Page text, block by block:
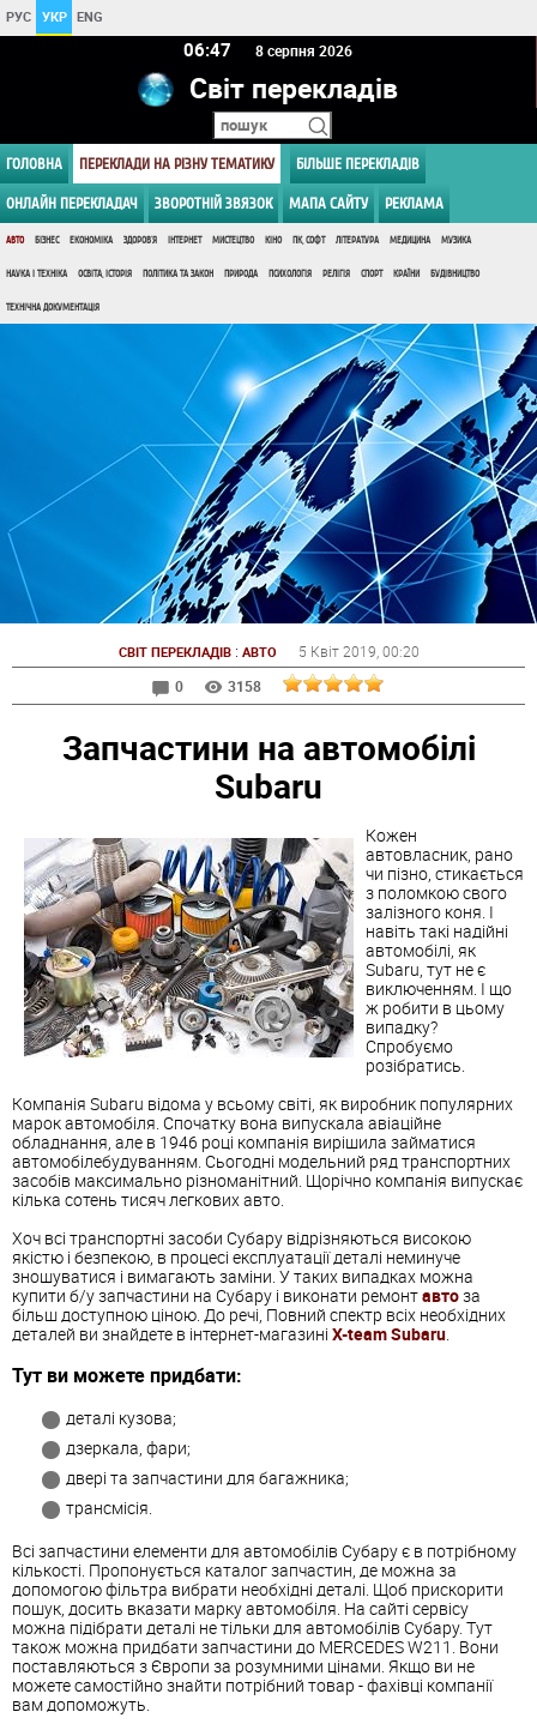
РУС УКР ENG
06:47 8 серпня 2026
Світ перекладів
ГОЛОВНА ПЕРЕКЛАДИ НА РІЗНУ ТЕМАТИКУ БІЛЬШЕ ПЕРЕКЛАДІВ
ОНЛАЙН ПЕРЕКЛАДАЧ ЗВОРОТНІЙ ЗВЯЗОК МАПА САЙТУ РЕКЛАМА
АВТО БІЗНЕС ЕКОНОМІКА ЗДОРОВ'Я ІНТЕРНЕТ МИСТЕЦТВО КІНО ПК, СОФТ ЛІТЕРАТУРА МЕДИЦИНА МУЗИКА
НАУКА І ТЕХНІКА ОСВІТА, ІСТОРІЯ ПОЛІТИКА ТА ЗАКОН ПРИРОДА ПСИХОЛОГІЯ РЕЛІГІЯ СПОРТ КРАЇНИ БУДІВНИЦТВО
ТЕХНІЧНА ДОКУМЕНТАЦІЯ
СВІТ ПЕРЕКЛАДІВ: АВТО 5 Квіт 2019 , 00:20
0
3158
Запчастини на автомобілі
Subaru
Кожен
автовласник, рано
чи пізно, стикається
з поломкою свого
залізного коня. І
навіть такі надійні
автомобілі, як
Subaru, тут не є
виключенням. І що
ж робити в цьому
випадку?
Спробуємо
розібратись.
Компанія Subaru відома у всьому світі, як виробник популярних
марок автомобіля. Спочатку вона випускала авіаційне
обладнання, але в 1946 році компанія вирішила займатися
автомобілебудуванням. Сьогодні модельний ряд транспортних
засобів максимально різноманітний. Щорічно компанія випускає
кілька сотень тисяч легкових авто.
Хоч всі транспортні засоби Субару відрізняються високою
якістю і безпекою, в процесі експлуатації деталі неминуче
зношуватися і вимагають заміни. У таких випадках можна
купити б/у запчастини на Субару і виконати ремонтавтоза
більш доступною ціною. До речі, Повний спектр всіх необхідних
деталей ви знайдете в інтернет-магазині X-team Subaru.
Тут ви можете придбати:
деталі кузова;
дзеркала, фари;
двері та запчастини для багажника;
трансмісія.
Всі запчастини елементи для автомобілів Субару є в потрібному
кількості. Пропонується каталог запчастин, де можна за
допомогою фільтра вибрати необхідні деталі. Щоб прискорити
пошук, досить вказати марку автомобіля. На сайті сервісу
можна підібрати деталі не тільки для автомобілів Субару. Тут
також можна придбати запчастини до MERCEDES W211. Вони
поставляються з Європи за розумними цінами. Якщо ви не
можете самостійно знайти потрібний товар - фахівці компанії
вам допоможуть.